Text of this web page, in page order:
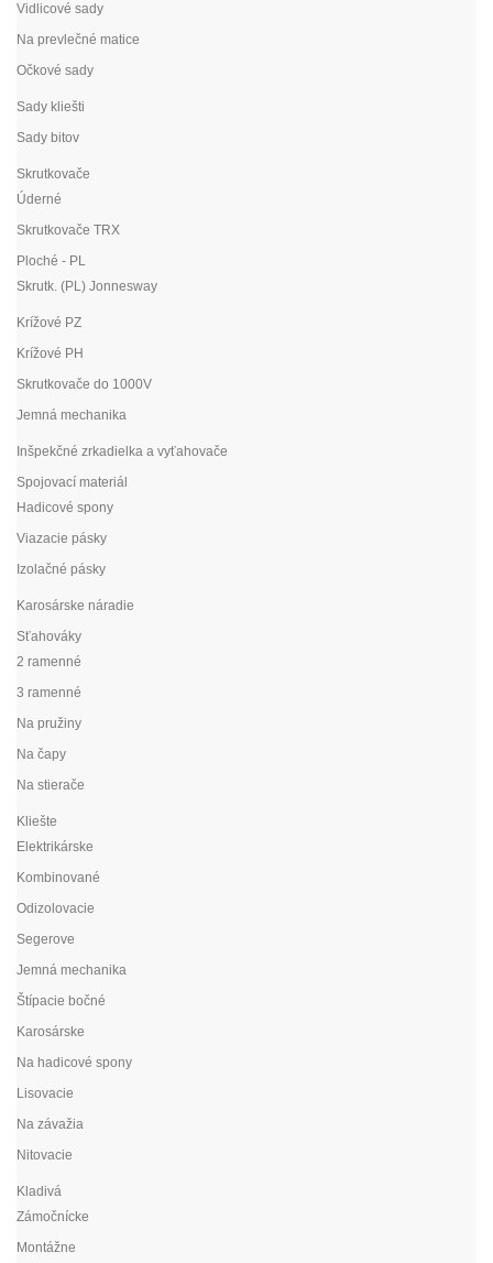
Vidlicové sady
Na prevlečné matice
Očkové sady
Sady kliešti
Sady bitov
Skrutkovače
Úderné
Skrutkovače TRX
Ploché - PL
Skrutk. (PL) Jonnesway
Krížové PZ
Krížové PH
Skrutkovače do 1000V
Jemná mechanika
Inšpekčné zrkadielka a vyťahovače
Spojovací materiál
Hadicové spony
Viazacie pásky
Izolačné pásky
Karosárske náradie
Sťahováky
2 ramenné
3 ramenné
Na pružiny
Na čapy
Na stierače
Kliešte
Elektrikárske
Kombinované
Odizolovacie
Segerove
Jemná mechanika
Štípacie bočné
Karosárske
Na hadicové spony
Lisovacie
Na závažia
Nitovacie
Kladivá
Zámočnícke
Montážne